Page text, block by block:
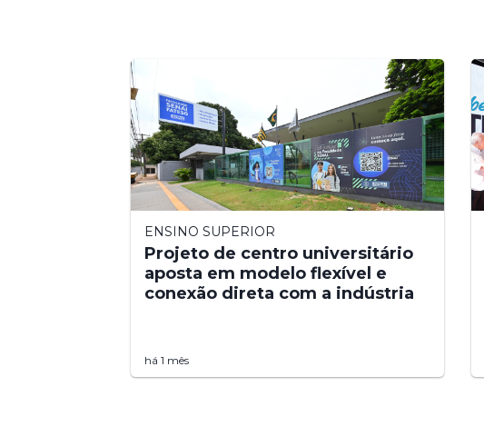
ENSINO SUPERIOR
Projeto de centro universitário
aposta em modelo flexível e
conexão direta com a indústria
há 1 mês